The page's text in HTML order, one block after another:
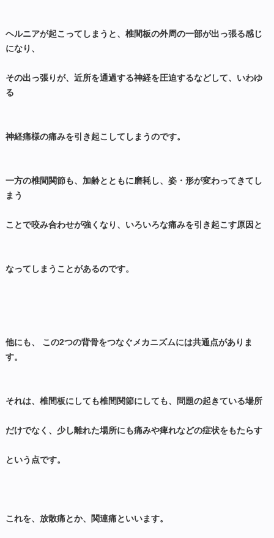
ヘルニアが起こってしまうと、椎間板の外周の一部が出っ張る感じ
になり、
その出っ張りが、近所を通過する神経を圧迫するなどして、いわゆ
る
神経痛様の痛みを引き起こしてしまうのです。
一方の椎間関節も、加齢とともに磨耗し、姿・形が変わってきてし
まう
ことで咬み合わせが強くなり、いろいろな痛みを引き起こす原因と
なってしまうことがあるのです。
他にも、 この2つの背骨をつなぐメカニズムには共通点がありま
す。
それは、椎間板にしても椎間関節にしても、問題の起きている場所
だけでなく、 少し離れた場所にも痛みや痺れなどの症状をもたらす
という点です。
これを、放散痛とか、関連痛といいます。